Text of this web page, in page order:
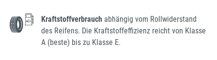
Kraftstoffverbrauch abhängig vom Rollwiderstand
des Reifens. Die Kraftstoffeffizienz reicht von Klasse
A (beste) bis zu Klasse E.